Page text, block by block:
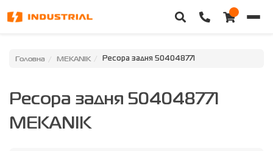
Головна
Категорії
Головна MEKANIK Ресора задня 504048771
Ресора задня 504048771
MEKANIK